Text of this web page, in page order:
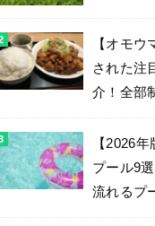
【オモ
された注
介！全部
【2026
プール9
流れるプ